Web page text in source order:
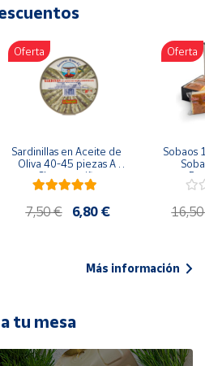
Oferta
Sardinillas en Aceite de
Oliva 40-45 piezas A
Churrusquiña
7,50 € 6,80 €
Oferta
Sobaos
Más información
tu mesa